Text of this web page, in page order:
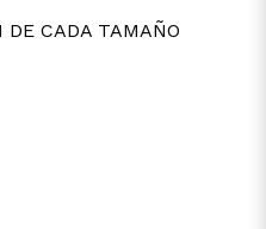
DE CADA TAMAÑO